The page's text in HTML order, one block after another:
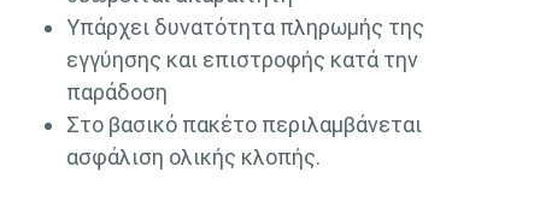
Υπάρχει δυνατότητα πληρωμής της
εγγύησης και επιστροφής κατά την
παράδοση
Στο βασικό πακέτο περιλαμβάνεται
ασφάλιση ολικής κλοπής.